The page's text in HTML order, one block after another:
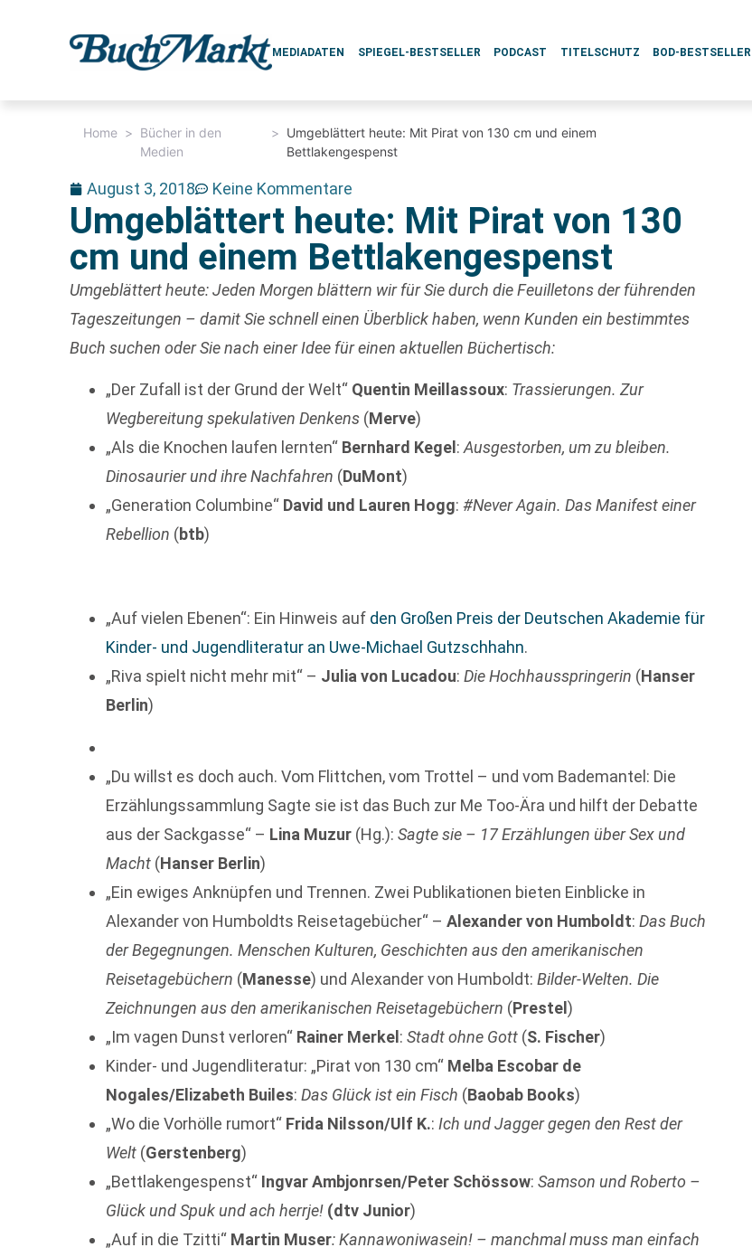
MEDIADATEN SPIEGEL-BESTSELLER PODCAST TITELSCHUTZ BOD-BESTSELLER
Home > Bücher in den
Medien
> Umgeblättert heute: Mit Pirat von 130 cm und einem
Bettlakengespenst
August 3, 2018 Keine Kommentare
Umgeblättert heute: Mit Pirat von 130
cm und einem Bettlakengespenst
Umgeblättert heute: Jeden Morgen blättern wir für Sie durch die Feuilletons der führenden
Tageszeitungen – damit Sie schnell einen Überblick haben, wenn Kunden ein bestimmtes
Buch suchen oder Sie nach einer Idee für einenaktuellen Büchertisch:
„Der Zufall ist der Grund der Welt“ Quentin Meillassoux: Trassierungen. Zur
Wegbereitung spekulativen Denkens (Merve)
„Als die Knochen laufen lernten“ Bernhard Kegel :Ausgestorben, um zu bleiben.
Dinosaurier und ihre Nachfahren (DuMont)
„Generation Columbine“ David und Lauren Hogg:#Never Again. Das Manifest einer
Rebellion (btb)
„Auf vielen Ebenen“: Ein Hinweis auf den Großen Preis der Deutschen Akademie für
Kinder- und Jugendliteratur an Uwe-Michael Gutzschhahn.
„Riva spielt nicht mehr mit“ – Julia von Lucadou:Die Hochhausspringerin (Hanser
Berlin)
„Du willst es doch auch. Vom Flittchen, vom Trottel – und vom Bademantel: Die
Erzählungssammlung Sagte sie ist das Buch zur Me Too-Ära und hilft der Debatte
aus der Sackgasse“ – Lina Muzur (Hg.):Sagte sie – 17 Erzählungen über Sex und
Macht (Hanser Berlin)
„Ein ewiges Anknüpfen und Trennen. Zwei Publikationen bieten Einblicke in
Alexander von Humboldts Reisetagebücher“ –Alexander von Humboldt:Das Buch
der Begegnungen. Menschen Kulturen, Geschichten aus den amerikanischen
Reisetagebüchern (Manesse) und Alexander von Humboldt:Bilder-Welten. Die
Zeichnungen aus den amerikanischen Reisetagebüchern (Prestel)
„Im vagen Dunst verloren“ Rainer Merkel:Stadt ohne Gott (S. Fischer)
Kinder- und Jugendliteratur: „Pirat von 130 cm“ Melba Escobar de
Nogales/Elizabeth Builes:Das Glück ist ein Fisch (Baobab Books)
„Wo die Vorhölle rumort“ Frida Nilsson/Ulf K.: Ich und Jagger gegen den Rest der
Welt (Gerstenberg)
„Bettlakengespenst“ Ingvar Ambjonrsen/Peter Schössow:Samson und Roberto –
Glück und Spuk und ach herrje! (dtv Junior)
„Auf in die Tzitti“ Martin Muser: Kannawoniwasein! – manchmal muss man einfach